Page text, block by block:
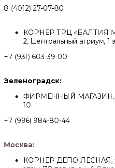
8 (4012) 27-07-80
КОРНЕР ТРЦ «БАЛТИЯ
2, Центральный атриум, 1
+7 (931) 603-39-00
Зеленоградск:
ФИРМЕННЫЙ МАГАЗИН,
10
+7 (996) 984-80-44
Москва:
КОРНЕР ДЕПО ЛЕСНАЯ,